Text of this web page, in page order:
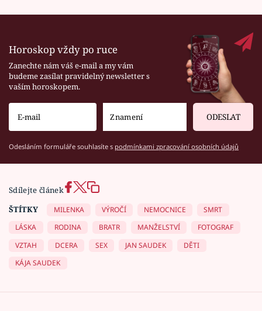
Horoskop vždy po ruce
Zanechte nám váš e-mail a my vám
budeme zasílat pravidelný newsletter s
vaším horoskopem.
ODESLAT
Odesláním formuláře souhlasíte s podmínkami zpracování osobních údajů
Sdílejte článek
ŠTÍTKY
MILENKA VÝROČÍ NEMOCNICE
SMRT
LÁSKA
RODINA BRATR MANŽELSTVÍ
FOTOGRAF
VZTAH
DCERA SEX JAN SAUDEK
DĚTI
KÁJA SAUDEK